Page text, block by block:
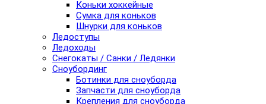
Коньки хоккейные
Сумка для коньков
Шнурки для коньков
Ледоступы
Ледоходы
Снегокаты / Санки / Ледянки
Сноубординг
Ботинки для сноуборда
Запчасти для сноуборда
Крепления для сноуборда